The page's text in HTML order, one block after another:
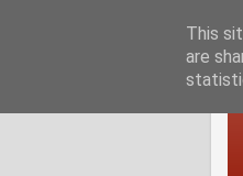
This
are